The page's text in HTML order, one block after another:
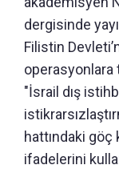
dergisinde
Filistin
operasyonlara
"İsrail dış
hattındaki
ifadelerini